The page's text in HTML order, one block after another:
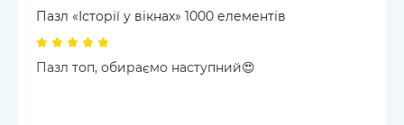
Пазл «Історії у вікнах» 1000 елементів
Пазл топ, обираємо наступний😍